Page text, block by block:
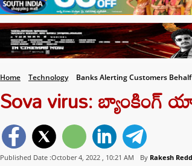
Home Technology Banks Alerting Customers
Sova virus: బ్యాంకింగ్
Published Date :October 4, 2022 , 10:21 AM By Rakesh